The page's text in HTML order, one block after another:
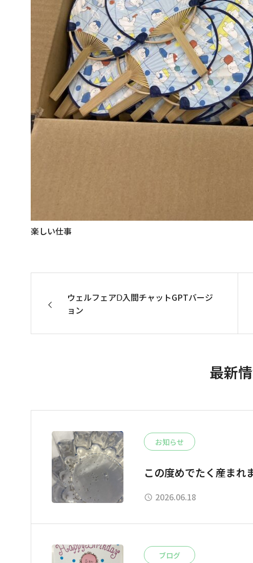
楽しい仕事
ウェルフェアⅮ入間チャットGPTバージ
ョン
最新
お知らせ
この度めでたく産まれ
2026.06.18
ブログ